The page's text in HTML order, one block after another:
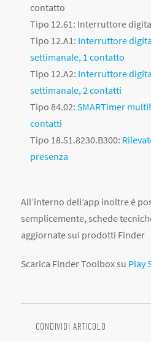
contatto
Tipo 12.61: Interruttore
Tipo 12.A1: Interruttore
settimanale, 1 contatto
Tipo 12.A2: Interruttore
settimanale, 2 contatti
Tipo 84.02: SMARTimer
contatti
Tipo 18.51.8230.B300:
presenza
All’interno dell’app inoltre è
semplicemente, schede
aggiornate sui prodotti Finder
Scarica Finder Toolbox su Play
CONDIVIDI ARTICOLO